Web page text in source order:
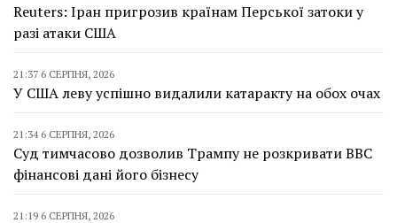
Reuters: Іран пригрозив країнам Перської затоки у
разі атаки США
21:37 6 СЕРПНЯ, 2026
У США леву успішно видалили катаракту на обох очах
21:34 6 СЕРПНЯ, 2026
Суд тимчасово дозволив Трампу не розкривати BBC
фінансові дані його бізнесу
21:19 6 СЕРПНЯ, 2026